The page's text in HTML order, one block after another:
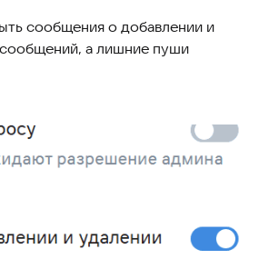
сообщения о добавлении и
сообщений, а лишние пуши